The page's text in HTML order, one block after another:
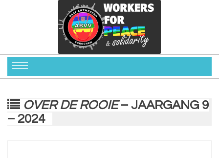
OVER DE ROOIE– JAARGANG 9
– 2024